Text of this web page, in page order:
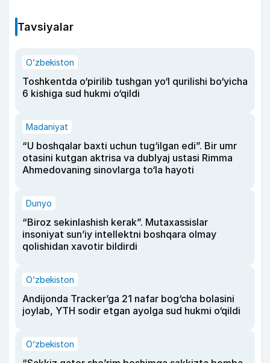
Tavsiyalar
O‘zbekiston
Toshkentda o‘pirilib tushgan yo‘l qurilishi bo‘yicha
6 kishiga sud hukmi o‘qildi
Madaniyat
“U boshqalar baxti uchun tug‘ilgan edi”. Bir umr
otasini kutgan aktrisa va dublyaj ustasi Rimma
Ahmedovaning sinovlarga to‘la hayoti
Dunyo
“Biroz sekinlashish kerak”. Mutaxassislar
insoniyat sun’iy intellektni boshqara olmay
qolishidan xavotir bildirdi
O‘zbekiston
Andijonda Tracker’ga 21 nafar bog‘cha bolasini
joylab, YTH sodir etgan ayolga sud hukmi o‘qildi
O‘zbekiston